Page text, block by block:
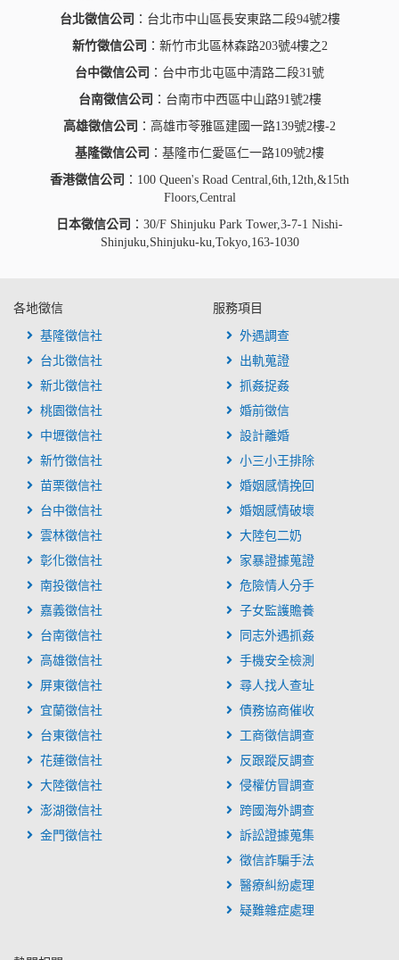
台北徵信公司 ：台北市中山區長安東路二段94號2樓
新竹徵信公司 ：新竹市北區林森路203號4樓之2
台中徵信公司 ：台中市北屯區中清路二段31號
台南徵信公司 ：台南市中西區中山路91號2樓
高雄徵信公司 ：高雄市苓雅區建國一路139號2樓-2
基隆徵信公司 ：基隆市仁愛區仁一路109號2樓
香港徵信公司 ：100 Queen's Road Central,6th,12th,&15th
Floors,Central
日本徵信公司 ：30/F Shinjuku Park Tower,3-7-1 Nishi-
Shinjuku,Shinjuku-ku,Tokyo,163-1030
各地徵信
基隆徵信社
台北徵信社
新北徵信社
桃園徵信社
中壢徵信社
新竹徵信社
苗栗徵信社
台中徵信社
雲林徵信社
彰化徵信社
南投徵信社
嘉義徵信社
台南徵信社
高雄徵信社
屏東徵信社
宜蘭徵信社
台東徵信社
花蓮徵信社
大陸徵信社
澎湖徵信社
金門徵信社
服務項目
外遇調查
出軌蒐證
抓姦捉姦
婚前徵信
設計離婚
小三小王排除
婚姻感情挽回
婚姻感情破壞
大陸包二奶
家暴證據蒐證
危險情人分手
子女監護贍養
同志外遇抓姦
手機安全檢測
尋人找人查址
債務協商催收
工商徵信調查
反跟蹤反調查
侵權仿冒調查
跨國海外調查
訴訟證據蒐集
徵信詐騙手法
醫療糾紛處理
疑難雜症處理